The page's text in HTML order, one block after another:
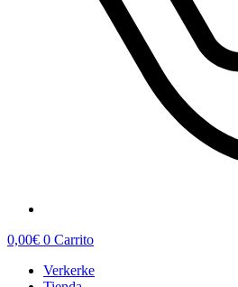
0,00€ 0 Carrito
Verkerke